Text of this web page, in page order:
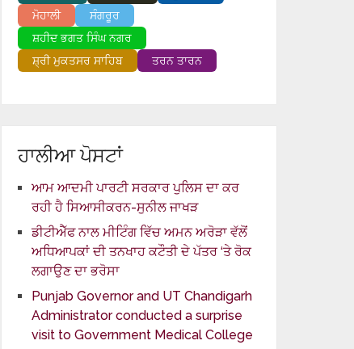
ਮੋਹਾਲੀ
ਸੰਗਰੂਰ
ਸ਼ਹੀਦ ਭਗਤ ਸਿੰਘ ਨਗਰ
ਸ਼੍ਰੀ ਮੁਕਤਸਰ ਸਾਹਿਬ
ਤਰਨ ਤਾਰਨ
ਹਾਲੀਆ ਪੋਸਟਾਂ
ਆਮ ਆਦਮੀ ਪਾਰਟੀ ਸਰਕਾਰ ਪੁਲਿਸ ਦਾ ਕਰ
ਰਹੀ ਹੈ ਸਿਆਸੀਕਰਨ-ਸੁਨੀਲ ਜਾਖੜ
ਡੀਟੀਐੱਫ ਨਾਲ ਮੀਟਿੰਗ ਵਿੱਚ ਅਮਨ ਅਰੋੜਾ ਵੱਲੋਂ
ਅਧਿਆਪਕਾਂ ਦੀ ਤਨਖਾਹ ਕਟੌਤੀ ਦੇ ਪੱਤਰ ‘ਤੇ ਰੋਕ
ਲਗਾਉਣ ਦਾ ਭਰੋਸਾ
Punjab Governor and UT Chandigarh
Administrator conducted a surprise
visit to Government Medical College